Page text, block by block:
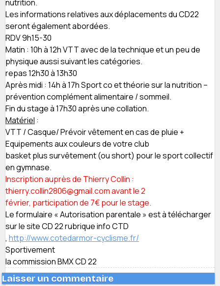
nutrition.
Les informations relatives aux déplacements du CD22
seront également abordées.
RDV 9h15-30
Matin : 10h à 12h VTT avec de la technique et un peu de
physique aussi suivant les catégories.
repas 12h30 à 13h30
Après midi : 14h à 17h Sport co et théorie sur la nutrition –
prévention complément alimentaire / sommeil.
Fin du stage à 17h30 après une collation.
Matériel :
VTT / Casque/ Prévoir vêtement en cas de pluie +
Equipements aux couleurs de votre club
basket plus survêtement (ou short) pour le sport collectif
en gymnase.
Inscription auprès de Thierry Collin :
thierry.collin2806@gmail.com avant le 2
février, participation de 7€ pour le stage.
Le formulaire « Autorisation parentale » est à télécharger
sur le site CD 22 rubrique info CTD
, http://www.cotedarmor-cyclisme.fr/
Sportivement
la commission BMX CD 22
Laisser un commentaire